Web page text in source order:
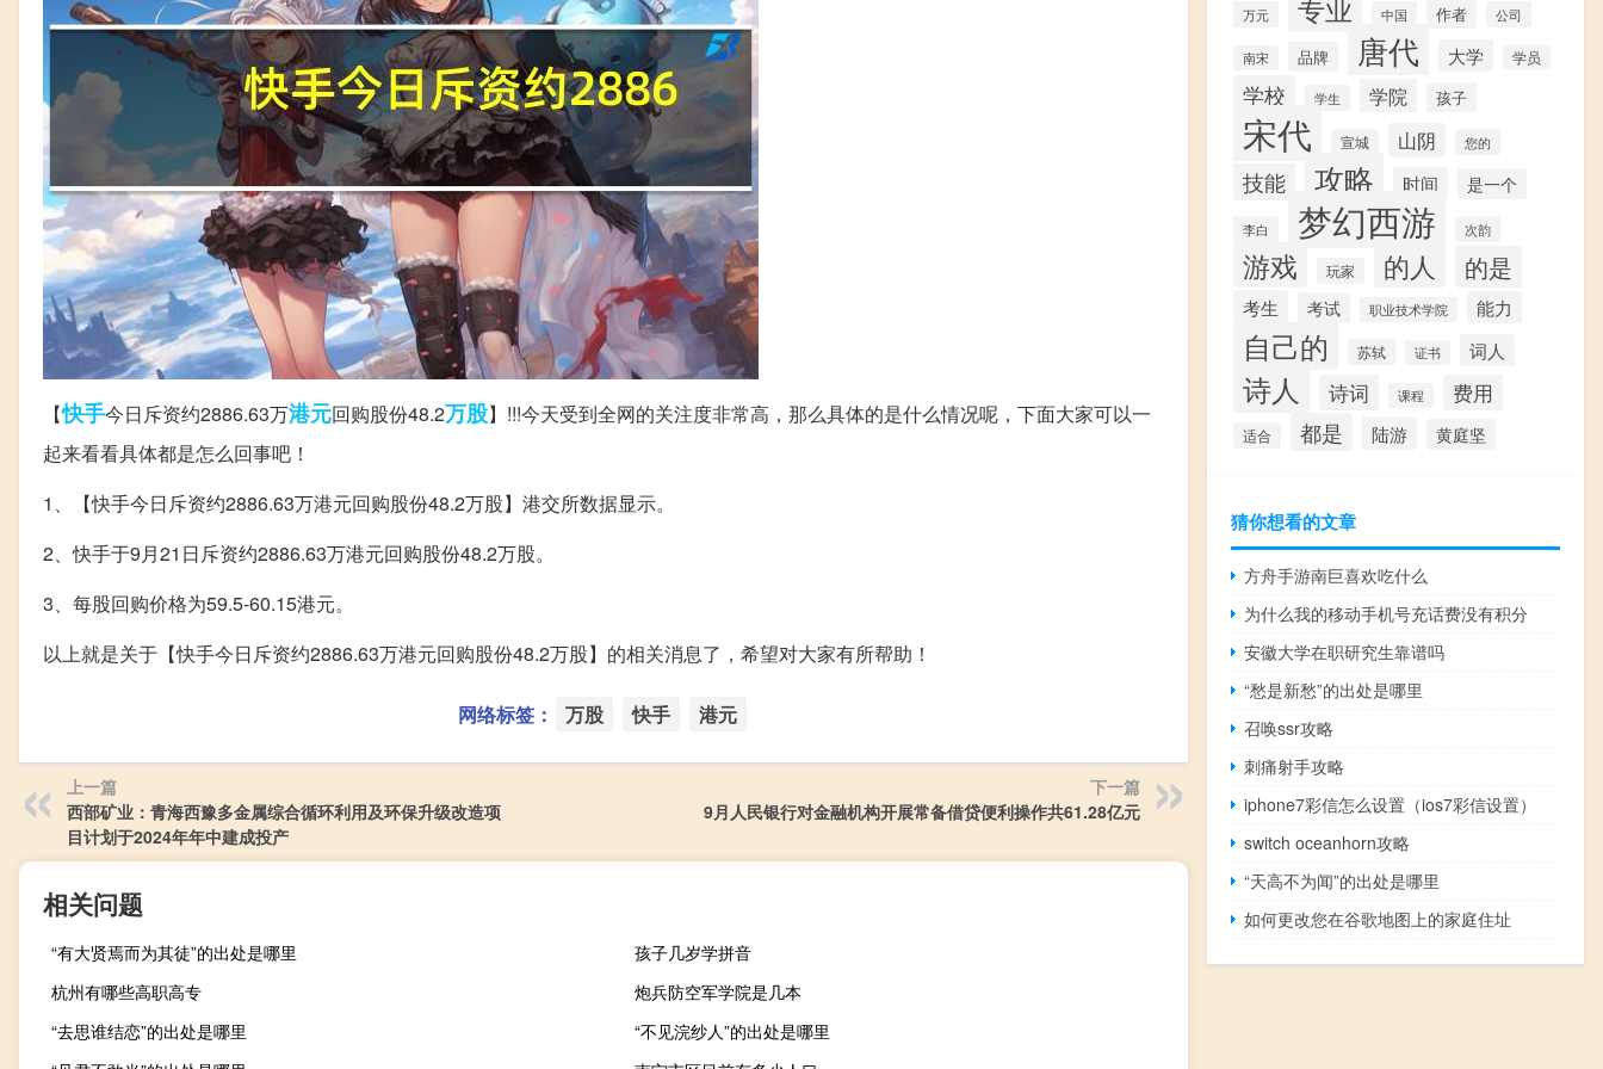
【快手今日斥资约2886.63万港元回购股份48.2万股】!!!今天受到全网的关注度非常高，那么具体的是什么情况呢，下面大家可以一
起来看看具体都是怎么回事吧！
1、【快手今日斥资约2886.63万港元回购股份48.2万股】港交所数据显示。
2、快手于9月21日斥资约2886.63万港元回购股份48.2万股。
3、每股回购价格为59.5-60.15港元。
以上就是关于【快手今日斥资约2886.63万港元回购股份48.2万股】的相关消息了，希望对大家有所帮助！
网络标签： 万股 快手 港元
上一篇
西部矿业：青海西豫多金属综合循环利用及环保升级改造项
目计划于2024年年中建成投产
下一篇
9月人民银行对金融机构开展常备借贷便利操作共61.28亿元
相关问题
“有大贤焉而为其徒”的出处是哪里
孩子几岁学拼音
杭州有哪些高职高专
炮兵防空军学院是几本
“去思谁结恋”的出处是哪里
“不见浣纱人”的出处是哪里
万元 专业 中国 作者 公司
南宋 品牌 唐代 大学 学员
学校 学生 学院 孩子
宋代 宣城 山阴 您的
技能 攻略 时间 是一个
李白 梦幻西游 次韵
游戏 玩家 的人 的是
考生 考试 职业技术学院 能力
自己的 苏轼 证书 词人
诗人 诗词 课程 费用
适合 都是 陆游 黄庭坚
猜你想看的文章
方舟手游南巨喜欢吃什么
为什么我的移动手机号充话费没有积分
安徽大学在职研究生靠谱吗
“愁是新愁”的出处是哪里
召唤ssr攻略
刺痛射手攻略
iphone7彩信怎么设置（ios7彩信设置）
switch oceanhorn攻略
“天高不为闻”的出处是哪里
如何更改您在谷歌地图上的家庭住址